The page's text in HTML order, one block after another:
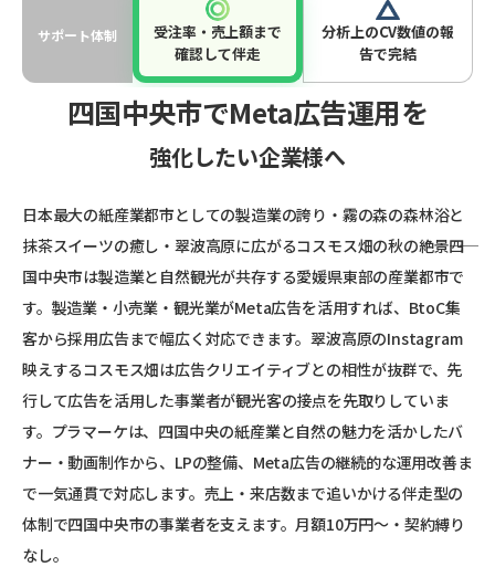
サポート体制
受注率・売上額まで
確認して伴走
分析上のCV数値の報
告で完結
四国中央市でMeta広告運用を
強化したい企業様へ
日本最大の紙産業都市としての製造業の誇り・霧の森の森林浴と
抹茶スイーツの癒し・翠波高原に広がるコスモス畑の秋の絶景――四
国中央市は製造業と自然観光が共存する愛媛県東部の産業都市で
す。製造業・小売業・観光業がMeta広告を活用すれば、BtoC集
客から採用広告まで幅広く対応できます。翠波高原のInstagram
映えするコスモス畑は広告クリエイティブとの相性が抜群で、先
行して広告を活用した事業者が観光客の接点を先取りしていま
す。プラマーケは、四国中央の紙産業と自然の魅力を活かしたバ
ナー・動画制作から、LPの整備、Meta広告の継続的な運用改善ま
で一気通貫で対応します。売上・来店数まで追いかける伴走型の
体制で四国中央市の事業者を支えます。月額10万円〜・契約縛り
なし。